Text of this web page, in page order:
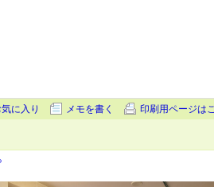
気に入り メモを書く 印刷用ページは